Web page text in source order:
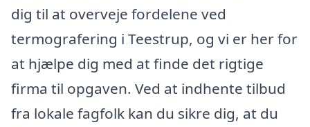
dig til at overveje fordelene ved
termografering i Teestrup, og vi er her for
at hjælpe dig med at finde det rigtige
firma til opgaven. Ved at indhente tilbud
fra lokale fagfolk kan du sikre dig, at du